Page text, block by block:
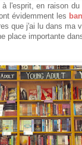
à l'esprit, en raison
évidemment les
que j'ai lu dans ma
place importante